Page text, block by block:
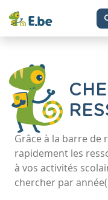
Grâce à la barre de
rapidement les
à vos activités
chercher par